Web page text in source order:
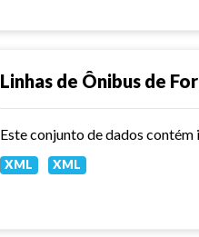
Linhas de Ônibus de
Este conjunto de dados
XML XML